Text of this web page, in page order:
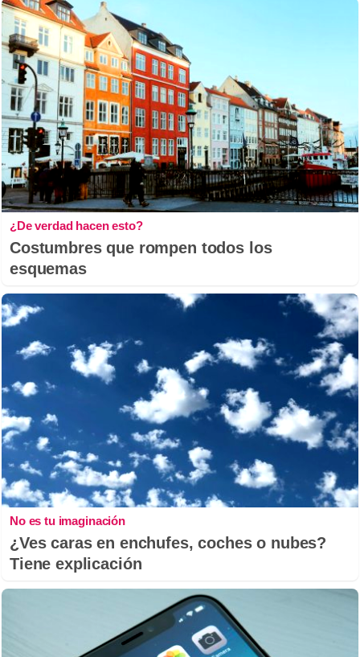
¿De verdad hacen esto?
Costumbres que rompen todos los
esquemas
No es tu imaginación
¿Ves caras en enchufes, coches o nubes?
Tiene explicación